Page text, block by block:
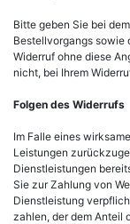
Bitte geben Sie bei
Bestellvorgangs sowie
Widerruf ohne diese
nicht, bei Ihrem
Folgen des Widerrufs
Im Falle eines
Leistungen
Dienstleistungen
Sie zur Zahlung von
Dienstleistung
zahlen, der dem Anteil